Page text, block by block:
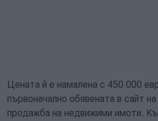
Цената й е намалена с 450 000
първоначално обявената в сайт
продажба на недвижими имоти.